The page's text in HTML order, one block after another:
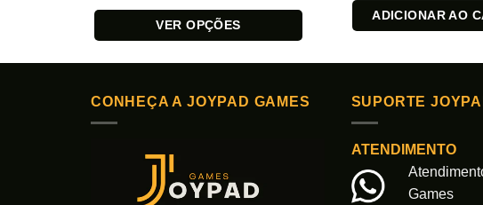
VER OPÇÕES
várias
ADICIONAR AO
CONHEÇA A JOYPAD GAMES SUPORTE
ATENDIMENTO
Games